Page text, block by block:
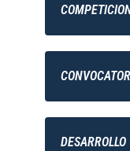
DESARROLLO